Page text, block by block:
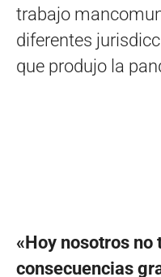
trabajo
diferentes
que produjo la
«Hoy nosotros no
consecuencias